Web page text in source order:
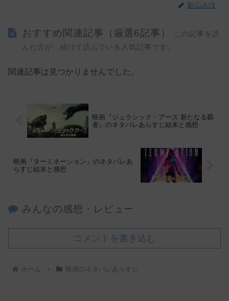
影山みほ
おすすめ関連記事（厳選6記事）
この記事を読
んだ方が、続けて読んでいる人気記事です。
関連記事は見つかりませんでした。
映画『ジュラシック・アース 新たなる覇
者』のネタバレあらすじ結末と感想
映画『ターミネーション』のネタバレあ
らすじ結末と感想
みんなの感想・レビュー
コメントを書き込む
ホーム 映画のネタバレあらすじ